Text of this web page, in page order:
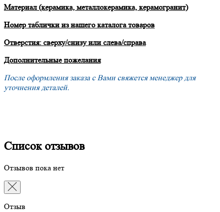
Материал (керамика, металлокерамика, керамогранит)
Номер таблички из нашего каталога товаров
Отверстия: сверху/снизу или слева/справа
Дополнительные пожелания
После оформления заказа с Вами свяжется менеджер для
уточнения деталей.
Список отзывов
Отзывов пока нет
Отзыв